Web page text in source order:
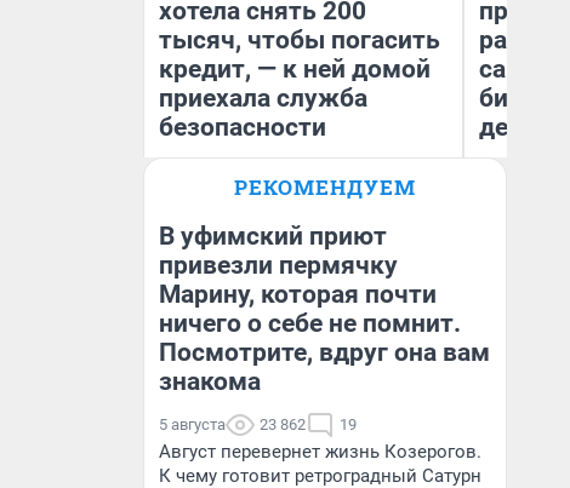
хотела снять 200
тысяч, чтобы погасить
кредит, — к ней домой
приехала служба
безопасности
Ксения Владимирская
самом
РЕКОМЕНДУЕМ
В уфимский приют
привезли пермячку
Марину, которая почти
ничего о себе не помнит.
Посмотрите, вдруг она вам
знакома
5 августа 23 862 19
Август перевернет жизнь Козерогов.
К чему готовит ретроградный Сатурн